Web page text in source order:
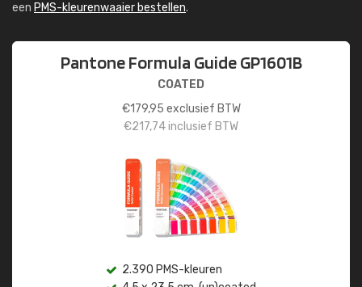
een PMS-kleurenwaaier bestellen.
Pantone Formula Guide GP1601B
COATED
€179,95 exclusief BTW
€217,74inclusief BTW
2.390 PMS-kleuren